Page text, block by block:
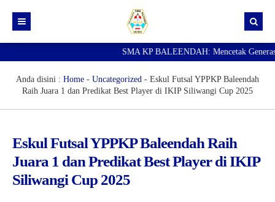
Berita
SPMB
SMA KP BALEENDAH: Mencetak
Anda disini : Home - Uncategorized - Eskul Futsal YPPKP Baleendah
Raih Juara 1 dan Predikat Best Player di IKIP Siliwangi Cup 2025
Eskul Futsal YPPKP Baleendah Raih
Juara 1 dan Predikat Best Player di IKIP
Siliwangi Cup 2025